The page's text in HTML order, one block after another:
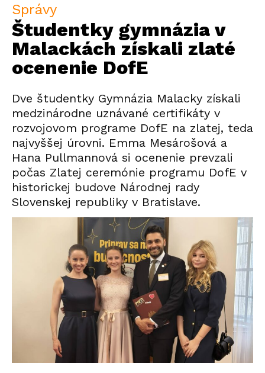
Správy
Študentky gymnázia v
Malackách získali zlaté
ocenenie DofE
Dve študentky Gymnázia Malacky získali
medzinárodne uznávané certifikáty v
rozvojovom programe DofE na zlatej, teda
najvyššej úrovni. Emma Mesárošová a
Hana Pullmannová si ocenenie prevzali
počas Zlatej ceremónie programu DofE v
historickej budove Národnej rady
Slovenskej republiky v Bratislave.